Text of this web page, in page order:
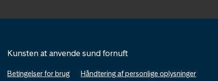
Kunsten at anvende sund fornuft
Betingelser for brug
Håndtering af personlige oplysninger